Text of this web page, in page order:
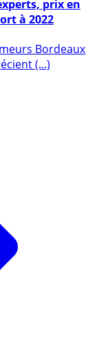
prix en
à 2022
Bordeaux
(...)